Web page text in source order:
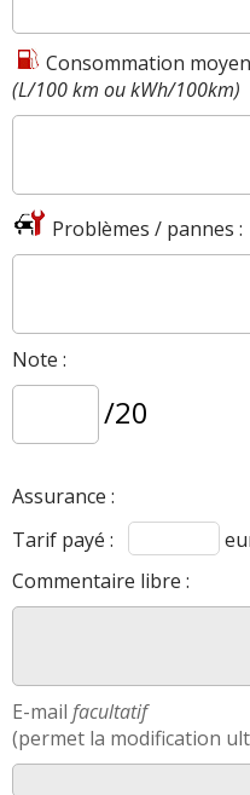
Consommation
(L/100 km ou kWh/100km)
Problèmes / pannes :
Note :
/20
Assurance :
Tarif payé :
Commentaire libre :
E-mail facultatif
(permet la modification